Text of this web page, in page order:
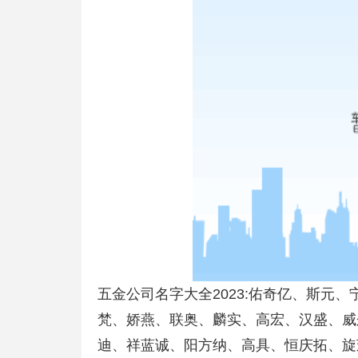
五金公司名字大全2023:佑奇亿、斯元、
梵、娇燕、联奥、麟实、高宏、汉盛、
迪、祥蓝诚、阳方纳、高具、恒庆拓、